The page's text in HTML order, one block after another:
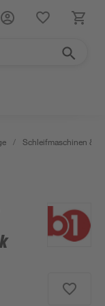
/ Schleifmaschinen &